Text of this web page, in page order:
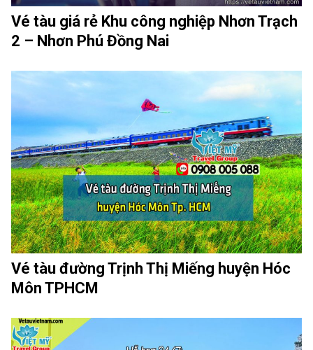
Vé tàu giá rẻ Khu công nghiệp Nhơn Trạch
2 – Nhơn Phú Đồng Nai
Vé tàu đường Trịnh Thị Miếng huyện Hóc
Môn TPHCM